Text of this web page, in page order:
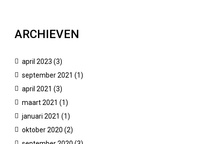
ARCHIEVEN
april 2023 (3)
september 2021 (1)
april 2021 (3)
maart 2021 (1)
januari 2021 (1)
oktober 2020 (2)